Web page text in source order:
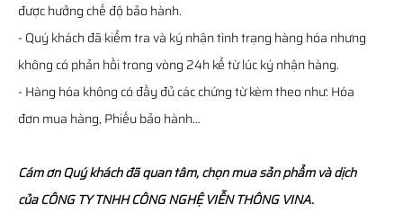
được hưởng chế độ bảo hành.
- Quý khách đã kiểm tra và ký nhận tình trạng hàng hóa nhưng
không có phản hồi trong vòng 24h kể từ lúc ký nhận hàng.
- Hàng hóa không có đầy đủ các chứng từ kèm theo như: Hóa
đơn mua hàng, Phiếu bảo hành…
Cám ơn Quý khách đã quan tâm, chọn mua sản phẩm và dịch
của CÔNG TY TNHH CÔNG NGHỆ VIỄN THÔNG VINA.